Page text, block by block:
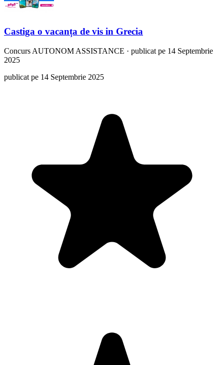
Castiga o vacanța de vis in Grecia
Concurs AUTONOM ASSISTANCE · publicat pe 14 Septembrie
2025
publicat pe 14 Septembrie 2025